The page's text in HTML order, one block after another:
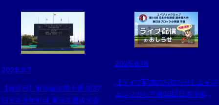
2025.9.7
【最終日】群馬県支部予選 第37
回日本少年野球 東日本選抜大会
2025.6.18
【ライブ配信のお知らせ】エイジ
ェックカップ第56回日本少年野